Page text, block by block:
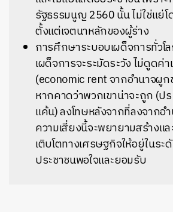
รัฐธรรมนูญ 2560 นั้น ไม่ใช่แย่โ
ตั้งแต่เจตนาหลักของผู้ร่าง
การศึกษาระบอบเผด็จการทั่วโ
เผด็จการจะระมัดระวัง ไม่ดูดค่
(economic rent จากอำนาจผู
หากคาดว่าพวกเขาน่าจะถูก (ป
แค้น) ลงโทษหลังจากที่ลงจากอ
ความเสี่ยงนี้จะพยายามสร้างแ
เติบโตทางเศรษฐกิจให้อยู่ในระ
ประชาชนพอใจและยอมรับ